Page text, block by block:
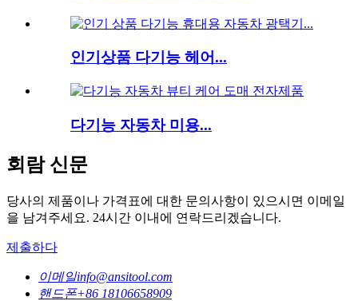
인기상품 다기능 헤어...
다기능 자동차 미용...
회람 신문
당사의 제품이나 가격표에 대한 문의사항이 있으시면 이메일
을 남겨주세요. 24시간 이내에 연락드리겠습니다.
제출하다
이메일info@ansitool.com
핸드폰+86 18106658909